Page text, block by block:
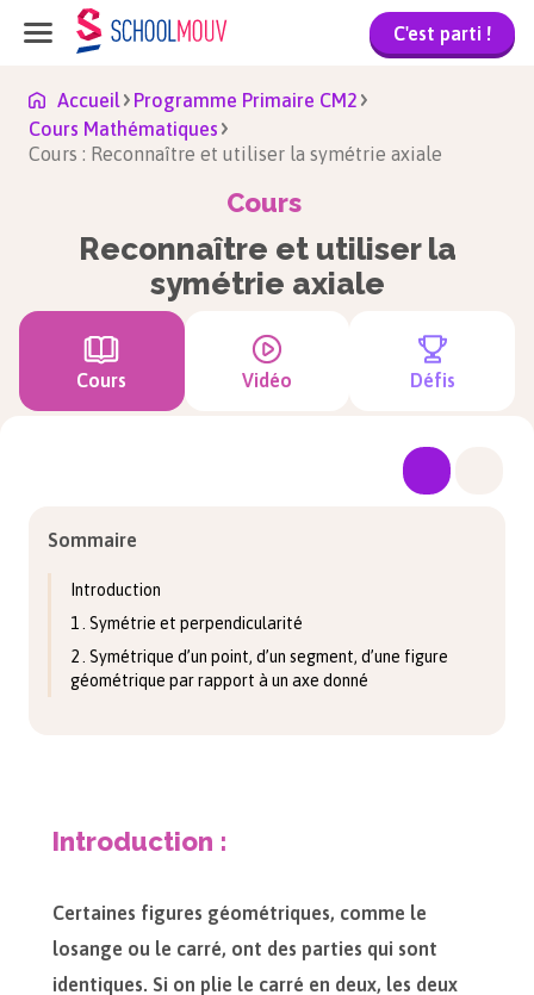
C'est parti !
Accueil
Programme Primaire CM2
Cours Mathématiques
Cours : Reconnaître et utiliser la symétrie axiale
Cours
Reconnaître et utiliser la
symétrie axiale
Cours Vidéo Défis
Sommaire
Introduction
1 . Symétrie et perpendicularité
2 . Symétrique d’un point, d’un segment, d’une figure
géométrique par rapport à un axe donné
Introduction :
Certaines figures géométriques, comme le
losange ou le carré, ont des parties qui sont
identiques. Si on plie le carré en deux, les deux